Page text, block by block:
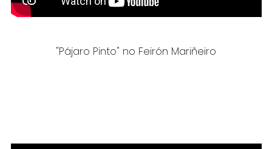
"Pájaro Pinto" no Feirón Mariñeiro